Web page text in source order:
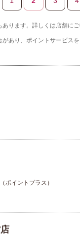
SNS
メー
お問
ります。詳しくは店舗にご
あり、ポイントサービス
ポイントプラス）